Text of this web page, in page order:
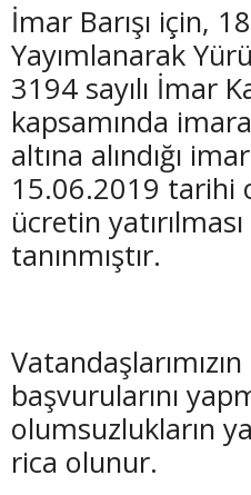
İmar Barışı için,
Yayımlanarak
3194 sayılı İmar
kapsamında imara
altına alındığı
15.06.2019 tarihi
ücretin
tanınmıştır.
başvurularını
olumsuzlukların
rica olunur.
(20 Şubat - 20 Mart)
Balık Burcunun